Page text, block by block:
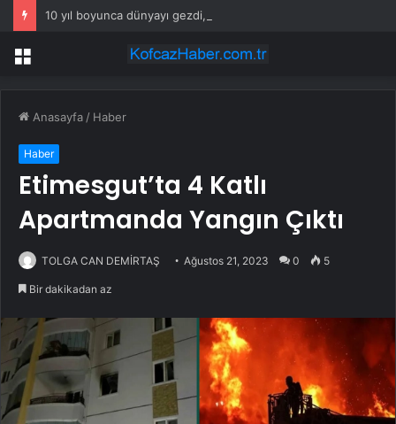
Menü
Anasayfa / Haber
Haber
Etimesgut’ta 4 Katlı
Apartmanda Yangın Çıktı
TOLGA CAN DEMİRTAŞ Ağustos 21, 2023 0 5
Bir dakikadan az